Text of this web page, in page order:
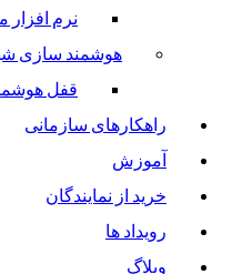
نرم افزار
هوشمند سازی
قفل
راهکارهای سازمانی
آموزش
خرید از نمایندگان
رویداد ها
وبلاگ